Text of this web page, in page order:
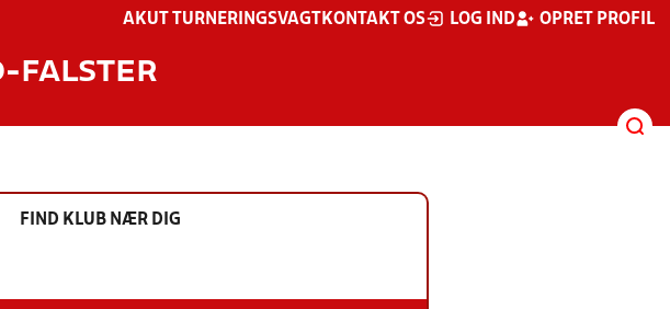
AKUT TURNERINGSVAGT KONTAKT OS LOG IND OPRET PROFIL
FALSTER
FIND KLUB NÆR DIG